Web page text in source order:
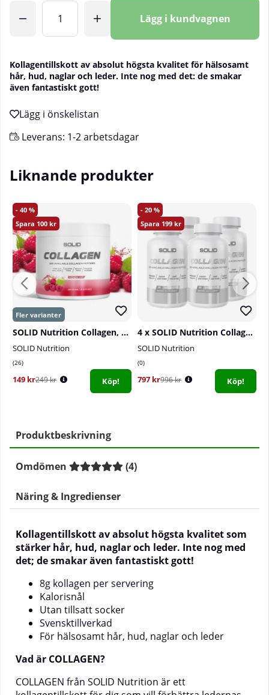
Lägg i kundvagnen
Kollagentillskott av absolut högsta kvalitet för hälsosamt
hår, hud, naglar och leder. Inte nog med det: de smakar
även fantastiskt gott!
Leverans: 1-2 arbetsdagar
Liknande produkter
40
100
SOLID Nutrition Collagen, 230 g
SOLID Nutrition
26
149 kr249 kr Köp!
20
199
4 x SOLID Nutrition Collagen, 90 mega caps
SOLID Nutrition
0
797 kr996 kr Köp!
Produktbeskrivning
Omdömen (4)
Näring & Ingredienser
Kollagentillskott av absolut högsta kvalitet som
stärker hår, hud, naglar och leder. Inte nog med
det; de smakar även fantastiskt gott!
8g kollagen per servering
Kalorisnål
Utan tillsatt socker
Svensktillverkad
För hälsosamt hår, hud, naglar och leder
Vad är COLLAGEN?
COLLAGEN från SOLID Nutrition är ett